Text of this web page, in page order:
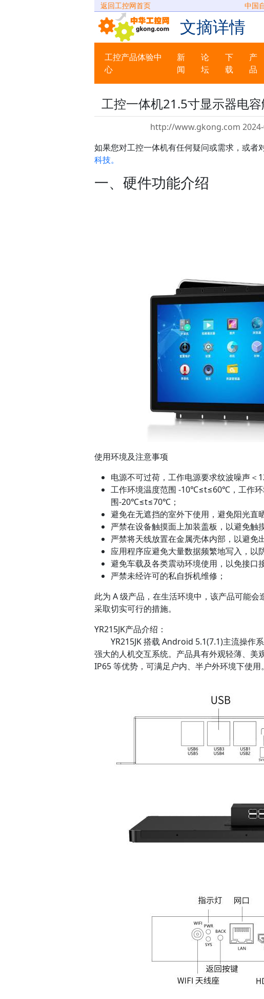
返回工控网首页 中国
文摘详情
工控产品体验中
心
新
闻
论
坛
下
载
产
品
工控一体机21.5寸显示器电
http://www.gkong.com 2024-
如果您对工控一体机有任何疑问或需求，或
科技。
一、硬件功能介绍
使用环境及注意事项
电源不可过荷，工作电源要求纹波噪声＜
工作环境温度范围 -10℃≤t≤60℃，工作环
围-20℃≤t≤70℃；
避免在无遮挡的室外下使用，避免阳光直
严禁在设备触摸面上加装盖板，以避免触
严禁将天线放置在金属壳体内部，以避免
应用程序应避免大量数据频繁地写入，以
避免车载及各类震动环境使用，以免接口
严禁未经许可的私自拆机维修；
此为 A 级产品，在生活环境中，该产品可能
采取切实可行的措施。
YR215JK产品介绍：
YR215JK 搭载 Android 5.1(7.1)主流操作
强大的人机交互系统。产品具有外观轻薄、
IP65 等优势，可满足户内、半户外环境下使用。